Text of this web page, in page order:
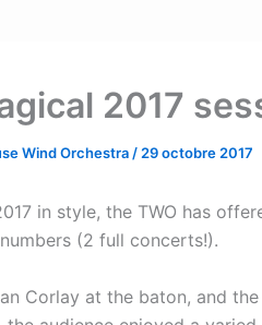
2017
Wind Orchestra / 29 octobre 2017
in style, the TWO has
(2 full concerts!).
Corlay at the baton, and